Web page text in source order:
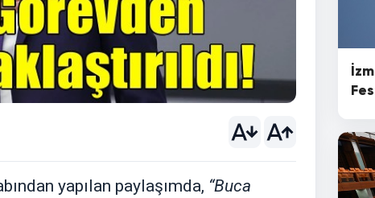
yapılan paylaşımda, “Buca